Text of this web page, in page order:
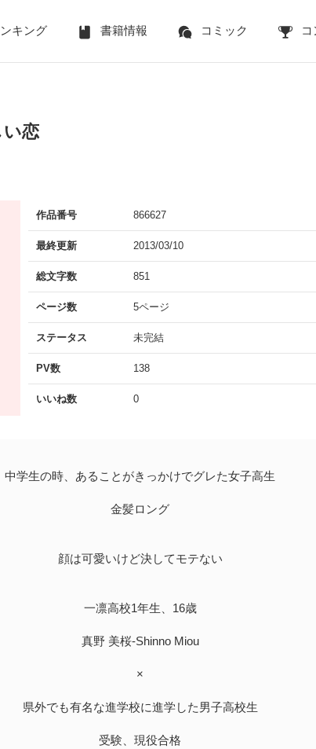
キング 書籍情報 コミック
い恋
作品番号 866627
最終更新 2013/03/10
総文字数 851
ページ数 5ページ
ステータス 未完結
PV数 138
いいね数 0
中学生の時、あることがきっかけでグレた女子高生
金髪ロング
顔は可愛いけど決してモテない
一凛高校1年生、16歳
真野 美桜-Shinno Miou
×
県外でも有名な進学校に進学した男子高校生
受験、現役合格